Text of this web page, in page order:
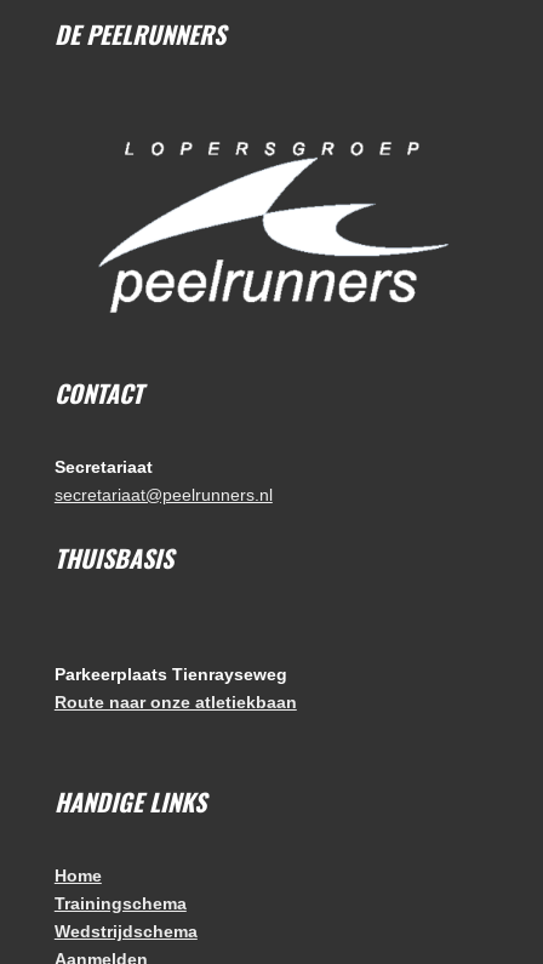
DE PEELRUNNERS
CONTACT
Secretariaat
secretariaat@peelrunners.nl
THUISBASIS
Parkeerplaats Tienrayseweg
Route naar onze atletiekbaan
HANDIGE LINKS
Home
Trainingschema
Wedstrijdschema
Aanmelden